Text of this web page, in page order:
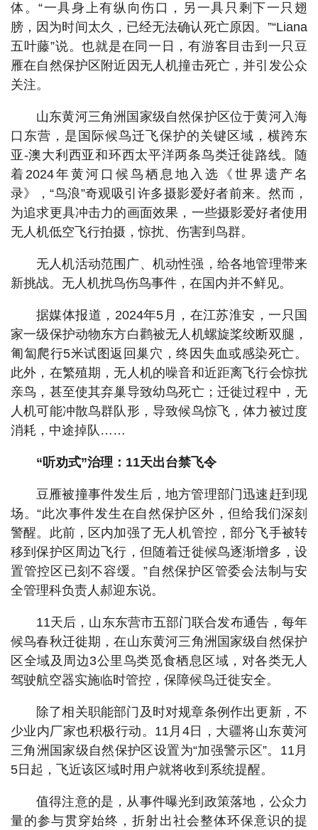
体。“一具身上有纵向伤口，另一具只剩下一只翅
膀，因为时间太久，已经无法确认死亡原因。”“Liana
五叶藤”说。也就是在同一日，有游客目击到一只豆
雁在自然保护区附近因无人机撞击死亡，并引发公众
关注。
山东黄河三角洲国家级自然保护区位于黄河入海
口东营，是国际候鸟迁飞保护的关键区域，横跨东
亚-澳大利西亚和环西太平洋两条鸟类迁徙路线。随
着2024年黄河口候鸟栖息地入选《世界遗产名
录》，“鸟浪”奇观吸引许多摄影爱好者前来。然而，
为追求更具冲击力的画面效果，一些摄影爱好者使用
无人机低空飞行拍摄，惊扰、伤害到鸟群。
无人机活动范围广、机动性强，给各地管理带来
新挑战。无人机扰鸟伤鸟事件，在国内并不鲜见。
据媒体报道，2024年5月，在江苏淮安，一只国
家一级保护动物东方白鹳被无人机螺旋桨绞断双腿，
匍匐爬行5米试图返回巢穴，终因失血或感染死亡。
此外，在繁殖期，无人机的噪音和近距离飞行会惊扰
亲鸟，甚至使其弃巢导致幼鸟死亡；迁徙过程中，无
人机可能冲散鸟群队形，导致候鸟惊飞，体力被过度
消耗，中途掉队……
“听劝式”治理：11天出台禁飞令
豆雁被撞事件发生后，地方管理部门迅速赶到现
场。“此次事件发生在自然保护区外，但给我们深刻
警醒。此前，区内加强了无人机管控，部分飞手被转
移到保护区周边飞行，但随着迁徙候鸟逐渐增多，设
置管控区已刻不容缓。”自然保护区管委会法制与安
全管理科负责人郝迎东说。
11天后，山东东营市五部门联合发布通告，每年
候鸟春秋迁徙期，在山东黄河三角洲国家级自然保护
区全域及周边3公里鸟类觅食栖息区域，对各类无人
驾驶航空器实施临时管控，保障候鸟迁徙安全。
除了相关职能部门及时对规章条例作出更新，不
少业内厂家也积极行动。11月4日，大疆将山东黄河
三角洲国家级自然保护区设置为“加强警示区”。11月
5日起，飞近该区域时用户就将收到系统提醒。
值得注意的是，从事件曝光到政策落地，公众力
量的参与贯穿始终，折射出社会整体环保意识的提